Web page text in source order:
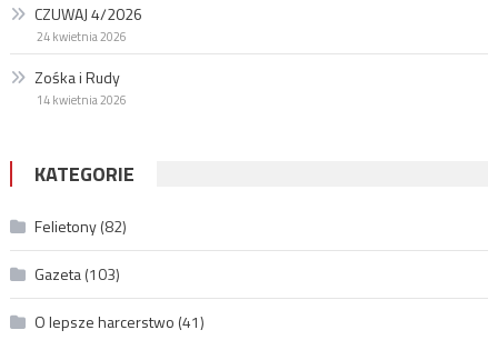
CZUWAJ 4/2026
24 kwietnia 2026
Zośka i Rudy
14 kwietnia 2026
KATEGORIE
Felietony(82)
Gazeta(103)
O lepsze harcerstwo (41)